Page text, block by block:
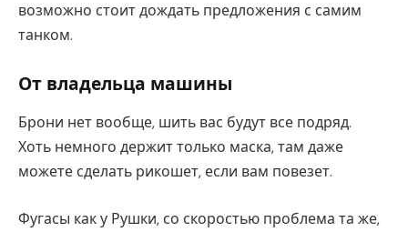
возможно стоит дождать предложения с самим
танком.
От владельца машины
Брони нет вообще, шить вас будут все подряд.
Хоть немного держит только маска, там даже
можете сделать рикошет, если вам повезет.
Фугасы как у Рушки, со скоростью проблема та же,